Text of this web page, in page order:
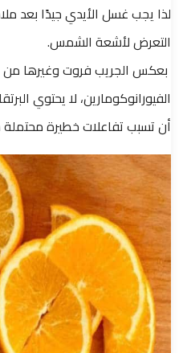
لذا يجب غسل الأيدي جيدًا بعد
التعرض لأشعة الشمس.
بعكس الجريب فروت وغيرها من
الفيورانوكومارين، لا يحتوي
أن تسبب تفاعلات خطيرة